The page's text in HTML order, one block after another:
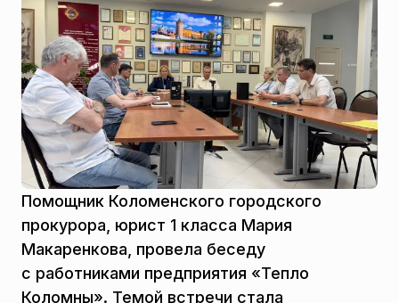
Помощник Коломенского городского
прокурора, юрист 1 класса Мария
Макаренкова, провела беседу
с работниками предприятия «Тепло
Коломны». Темой встречи стала